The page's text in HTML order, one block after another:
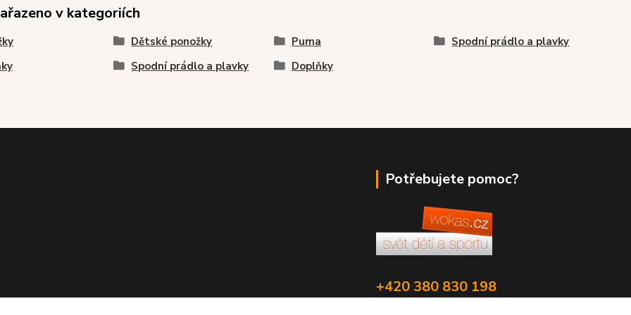
v kategoriích
Dětské ponožky Puma
Spodní prádlo a plavky
Spodní prádlo a plavky Doplňky
Potřebujete pomoc?
+420 380 830 198